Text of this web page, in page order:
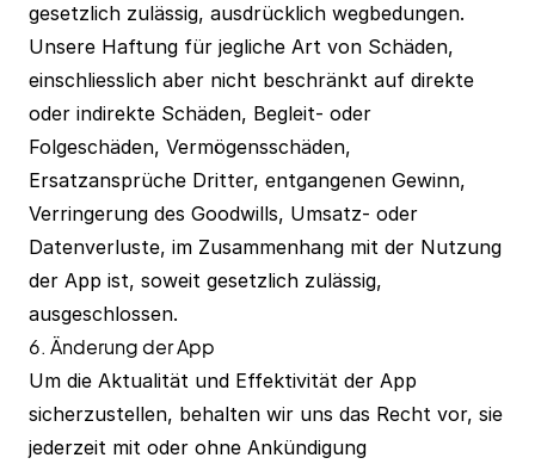
gesetzlich zulässig, ausdrücklich wegbedungen.
Unsere Haftung für jegliche Art von Schäden,
einschliesslich aber nicht beschränkt auf direkte
oder indirekte Schäden, Begleit- oder
Folgeschäden, Vermögensschäden,
Ersatzansprüche Dritter, entgangenen Gewinn,
Verringerung des Goodwills, Umsatz- oder
Datenverluste, im Zusammenhang mit der Nutzung
der App ist, soweit gesetzlich zulässig,
ausgeschlossen.
6. Änderung der App
Um die Aktualität und Effektivität der App
sicherzustellen, behalten wir uns das Recht vor, sie
jederzeit mit oder ohne Ankündigung